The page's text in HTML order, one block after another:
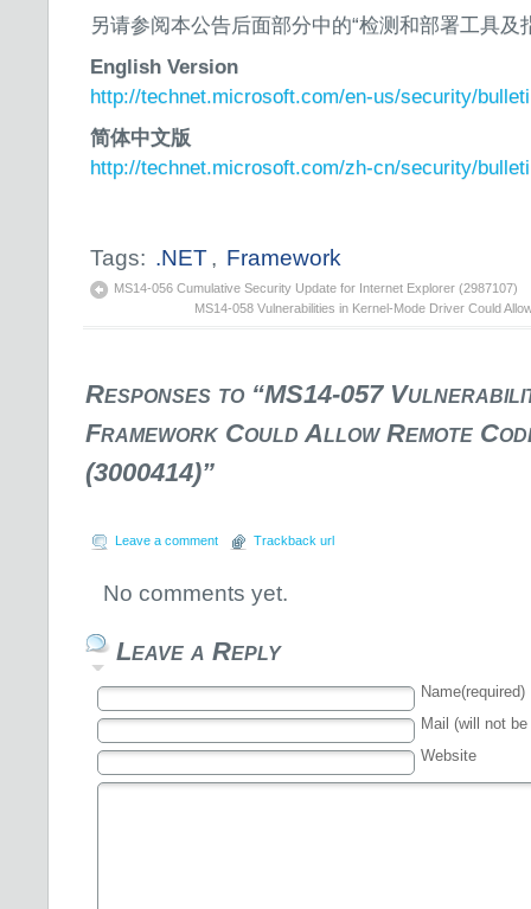
另请参阅本公告后面部分中的“检测和部署工具及
English Version
http://technet.microsoft.com/en-us/security/
简体中文版
http://technet.microsoft.com/zh-cn/security/
Tags: .NET, Framework
MS14-056 Cumulative Security Update for Internet Explorer (2987107)
MS14-058 Vulnerabilities in Kernel-Mode Driver Could
Responses to “MS14-057
Framework Could Allow Remote
(3000414)”
Leave a comment Trackback url
No comments yet.
Leave a Reply
Name(required)
Mail (will not
Website